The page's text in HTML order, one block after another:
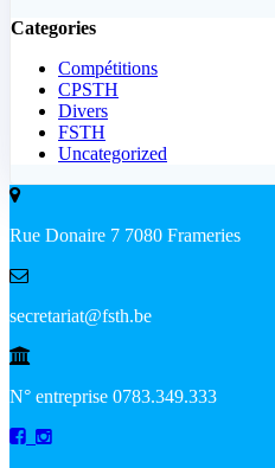
Categories
Compétitions
CPSTH
Divers
FSTH
Uncategorized
Rue Donaire 7 7080 Frameries
secretariat@fsth.be
N° entreprise 0783.349.333